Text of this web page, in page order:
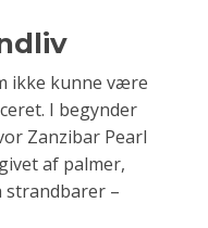
ikke kunne være
I begynder
Zanzibar Pearl
af palmer,
strandbarer –